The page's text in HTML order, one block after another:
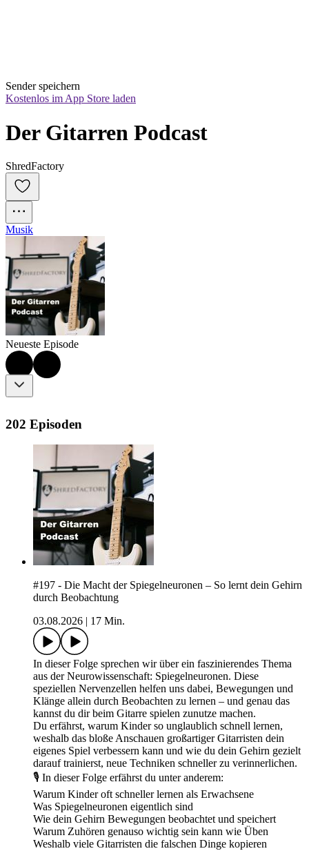
Sender speichern
Kostenlos im App Store laden
Der Gitarren Podcast
ShredFactory
Musik
Neueste Episode
202 Episoden
#197 - Die Macht der Spiegelneuronen – So lernt dein Gehirn
durch Beobachtung
03.08.2026
17 Min.
In dieser Folge sprechen wir über ein faszinierendes Thema
aus der Neurowissenschaft: Spiegelneuronen. Diese
speziellen Nervenzellen helfen uns dabei, Bewegungen und
Klänge allein durch Beobachten zu lernen – und genau das
kannst du dir beim Gitarre spielen zunutze machen.
Du erfährst, warum Kinder so unglaublich schnell lernen,
weshalb das bloße Anschauen großartiger Gitarristen dein
eigenes Spiel verbessern kann und wie du dein Gehirn gezielt
darauf trainierst, neue Techniken schneller zu verinnerlichen.
🎙️ In dieser Folge erfährst du unter anderem:
Warum Kinder oft schneller lernen als Erwachsene
Was Spiegelneuronen eigentlich sind
Wie dein Gehirn Bewegungen beobachtet und speichert
Warum Zuhören genauso wichtig sein kann wie Üben
Weshalb viele Gitarristen die falschen Dinge kopieren